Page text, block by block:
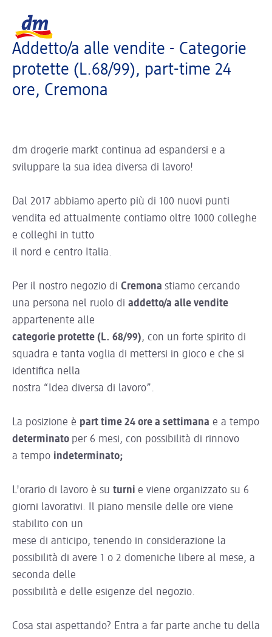
Addetto/a alle vendite - Categorie
protette (L.68/99), part-time 24
ore, Cremona
dm drogerie markt continua ad espandersi e a
sviluppare la sua idea diversa di lavoro!
Dal 2017 abbiamo aperto più di 100 nuovi punti
vendita ed attualmente contiamo oltre 1000 colleghe
e colleghi in tutto
il nord e centro Italia.
Per il nostro negozio di Cremona stiamo cercando
una persona nel ruolo di addetto/a alle vendite
appartenente alle
categorie protette (L. 68/99), con un forte spirito di
squadra e tanta voglia di mettersi in gioco e che si
identifica nella
nostra “Idea diversa di lavoro”.
La posizione è part time 24 ore a settimana e a tempo
determinato per 6 mesi, con possibilità di rinnovo
a tempo indeterminato;
L'orario di lavoro è su turni e viene organizzato su 6
giorni lavorativi. Il piano mensile delle ore viene
stabilito con un
mese di anticipo, tenendo in considerazione la
possibilità di avere 1 o 2 domeniche libere al mese, a
seconda delle
possibilità e delle esigenze del negozio.
Cosa stai aspettando? Entra a far parte anche tu della